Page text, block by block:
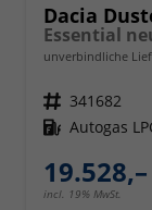
Dacia
unverbindliche
Fahrzeugnr. 341682
Kraftstoff Autogas
incl. 19% MwSt.